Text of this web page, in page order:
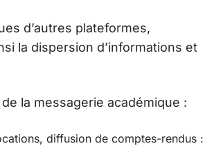
d’autres plateformes,
la dispersion d’informations et
la messagerie académique :
diffusion de comptes-rendus :